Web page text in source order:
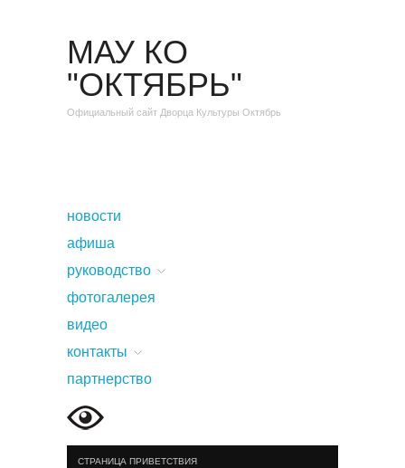
МАУ КО
"ОКТЯБРЬ"
Официальный сайт Дворца Культуры Октябрь
новости
афиша
руководство
фотогалерея
видео
контакты
партнерство
СТРАНИЦА ПРИВЕТСТВИЯ